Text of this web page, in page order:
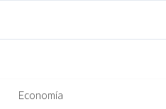
Economía